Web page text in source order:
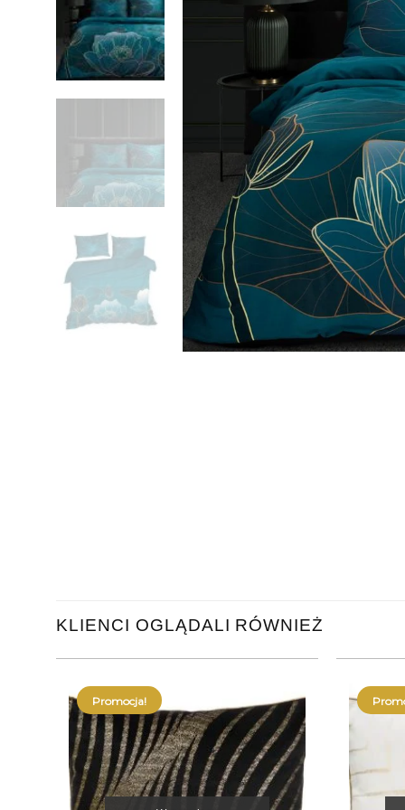
KLIENCI OGLĄDALI RÓWNIEŻ
Promocja!